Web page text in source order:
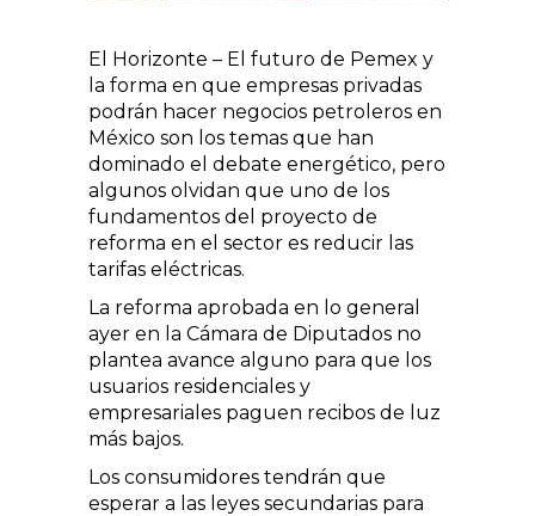
El Horizonte – El futuro de Pemex y
la forma en que empresas privadas
podrán hacer negocios petroleros en
México son los temas que han
dominado el debate energético, pero
algunos olvidan que uno de los
fundamentos del proyecto de
reforma en el sector es reducir las
tarifas eléctricas.
La reforma aprobada en lo general
ayer en la Cámara de Diputados no
plantea avance alguno para que los
usuarios residenciales y
empresariales paguen recibos de luz
más bajos.
Los consumidores tendrán que
esperar a las leyes secundarias para